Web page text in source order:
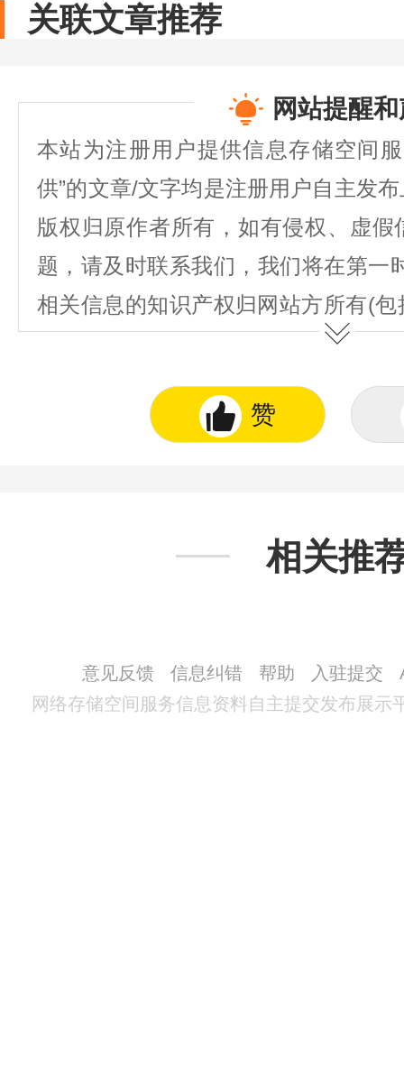
关联文章推荐
网站提醒
本站为注册用户提供信息存储空间
供”的文章/文字均是注册用户自主发
版权归原作者所有，如有侵权、虚
题，请及时联系我们，我们将在第一
相关信息的知识产权归网站方所有(
图表、著作权、商标权、为用户提
不得抄袭或使用。
赞
相关推
意见反馈 信息纠错 帮助 入驻提交
网络存储空间服务信息资料自主提交发布展示